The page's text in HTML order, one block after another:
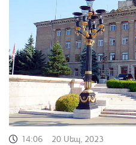
14:06 20 Սեպ, 2023